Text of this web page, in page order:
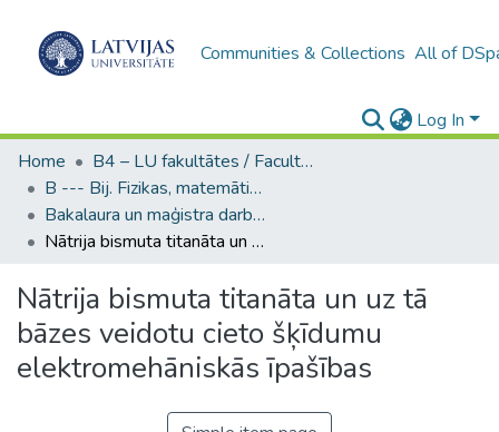
Communities & Collections All of
Log In
Home
B4 – LU fakultātes / Faculties of the UL
B --- Bij. Fizikas, matemātikas un optometrijas fakultātes studentu noslēguma darbi / Faculty of Physics, Mathematics and Optometry - Graduate works
Bakalaura un maģistra darbi (FMOF) / Bachelor's and Master's theses
Nātrija bismuta titanāta un uz tā bāzes veidotu cieto šķīdumu elektromehāniskās īpašības
Nātrija bismuta titanāta un uz tā
bāzes veidotu cieto šķīdumu
elektromehāniskās īpašības